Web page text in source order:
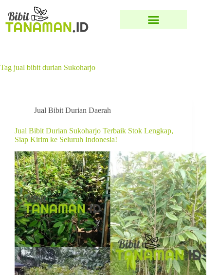
Tag jual bibit durian Sukoharjo
Jual Bibit Durian Daerah
Jual Bibit Durian Sukoharjo Terbaik Stok Lengkap,
Siap Kirim ke Seluruh Indonesia!